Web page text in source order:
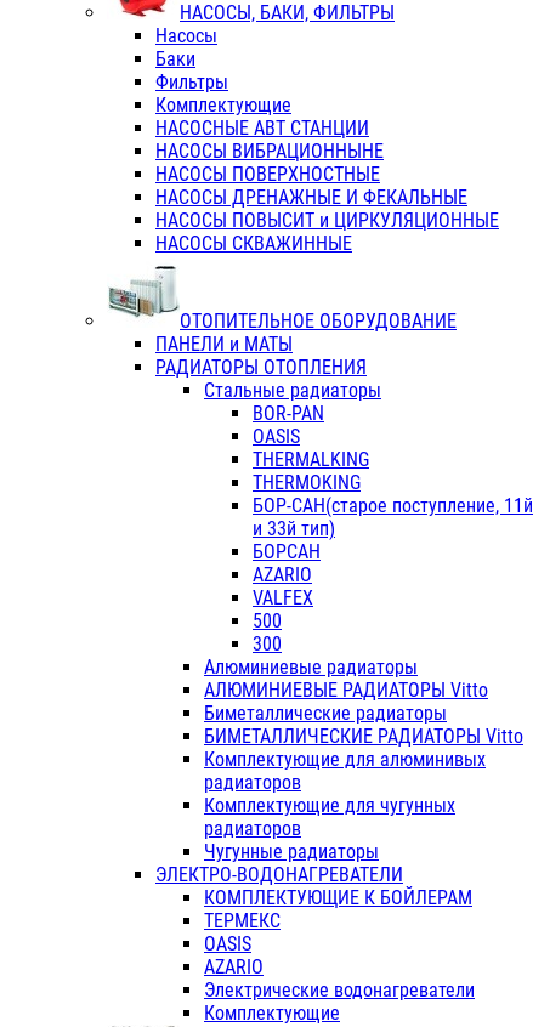
НАСОСЫ, БАКИ, ФИЛЬТРЫ
Насосы
Баки
Фильтры
Комплектующие
НАСОСНЫЕ АВТ СТАНЦИИ
НАСОСЫ ВИБРАЦИОННЫНЕ
НАСОСЫ ПОВЕРХНОСТНЫЕ
НАСОСЫ ДРЕНАЖНЫЕ И ФЕКАЛЬНЫЕ
НАСОСЫ ПОВЫСИТ и ЦИРКУЛЯЦИОННЫЕ
НАСОСЫ СКВАЖИННЫЕ
ОТОПИТЕЛЬНОЕ ОБОРУДОВАНИЕ
ПАНЕЛИ и МАТЫ
РАДИАТОРЫ ОТОПЛЕНИЯ
Стальные радиаторы
BOR-PAN
OASIS
THERMALKING
THERMOKING
БОР-САН(старое поступление, 11й
и 33й тип)
БОРСАН
AZARIO
VALFEX
500
300
Алюминиевые радиаторы
АЛЮМИНИЕВЫЕ РАДИАТОРЫ Vitto
Биметаллические радиаторы
БИМЕТАЛЛИЧЕСКИЕ РАДИАТОРЫ Vitto
Комплектующие для алюминивых
радиаторов
Комплектующие для чугунных
радиаторов
Чугунные радиаторы
ЭЛЕКТРО-ВОДОНАГРЕВАТЕЛИ
КОМПЛЕКТУЮЩИЕ К БОЙЛЕРАМ
ТЕРМЕКС
OASIS
AZARIO
Электрические водонагреватели
Комплектующие